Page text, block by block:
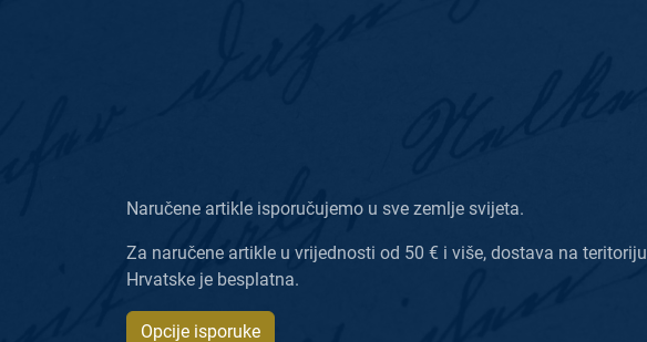
Naručene artikle isporučujemo u sve zemlje svijeta.
Za naručene artikle u vrijednosti od 50 € i više, dostava na teritoriju
Hrvatske je besplatna.
Opcije isporuke